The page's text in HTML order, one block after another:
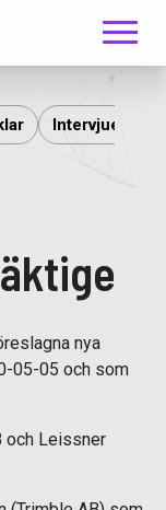
Intervjuer
nya
05-05 och som
och Leissner